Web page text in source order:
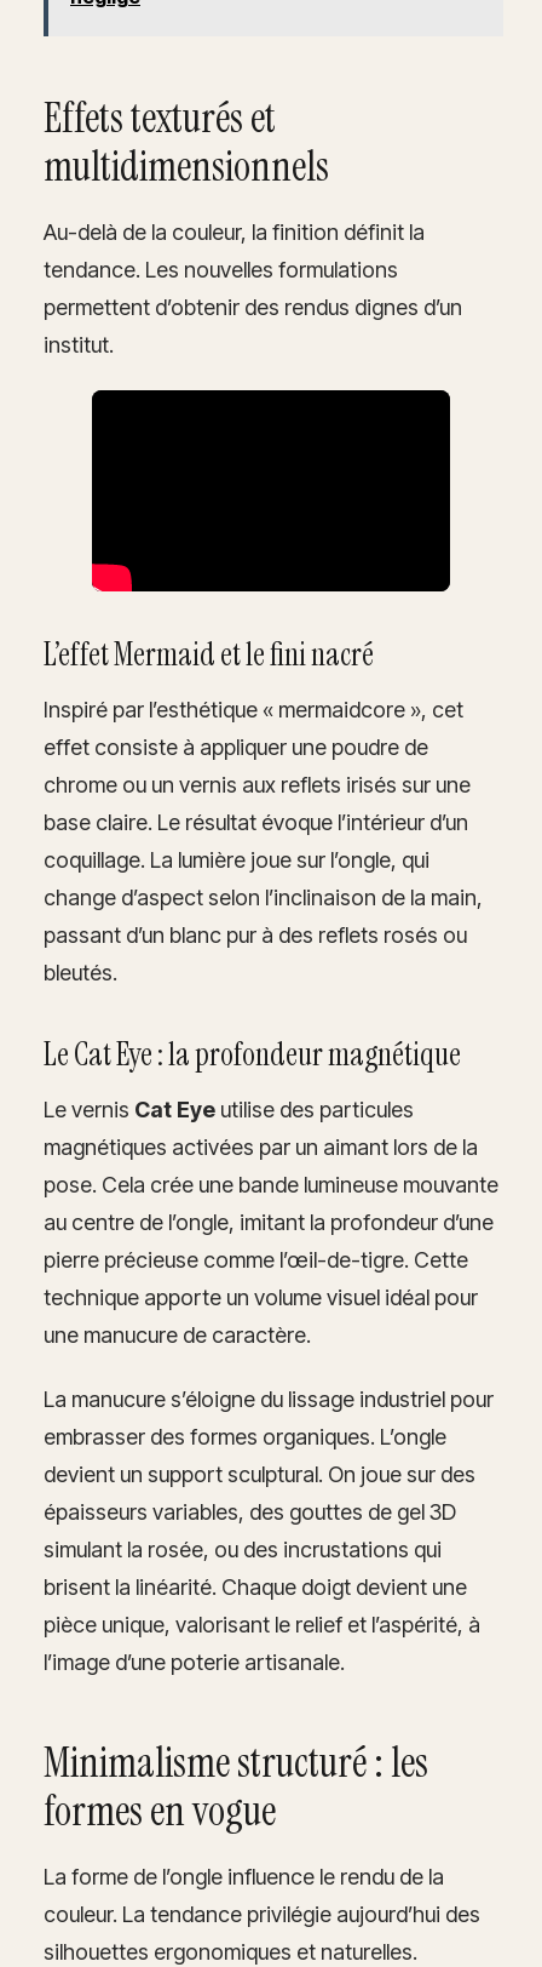
Effets texturés et
multidimensionnels
Au-delà de la couleur, la finition définit la
tendance. Les nouvelles formulations
permettent d’obtenir des rendus dignes d’un
institut.
L’effet Mermaid et le fini nacré
Inspiré par l’esthétique « mermaidcore », cet
effet consiste à appliquer une poudre de
chrome ou un vernis aux reflets irisés sur une
base claire. Le résultat évoque l’intérieur d’un
coquillage. La lumière joue sur l’ongle, qui
change d’aspect selon l’inclinaison de la main,
passant d’un blanc pur à des reflets rosés ou
bleutés.
Le Cat Eye : la profondeur magnétique
Le vernis Cat Eye utilise des particules
magnétiques activées par un aimant lors de la
pose. Cela crée une bande lumineuse mouvante
au centre de l’ongle, imitant la profondeur d’une
pierre précieuse comme l’œil-de-tigre. Cette
technique apporte un volume visuel idéal pour
une manucure de caractère.
La manucure s’éloigne du lissage industriel pour
embrasser des formes organiques. L’ongle
devient un support sculptural. On joue sur des
épaisseurs variables, des gouttes de gel 3D
simulant la rosée, ou des incrustations qui
brisent la linéarité. Chaque doigt devient une
pièce unique, valorisant le relief et l’aspérité, à
l’image d’une poterie artisanale.
Minimalisme structuré : les
formes en vogue
La forme de l’ongle influence le rendu de la
couleur. La tendance privilégie aujourd’hui des
silhouettes ergonomiques et naturelles.